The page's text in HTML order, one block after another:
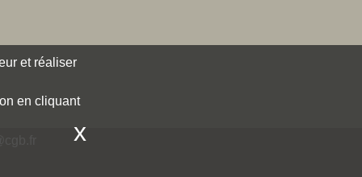
et réaliser
en cliquant
x